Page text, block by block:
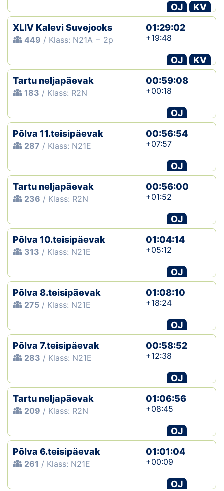
OJ
KV
XLIV Kalevi Suvejooks
449 / Klass: N21A − 2p
01:29:02
+19:48
OJ
KV
Tartu neljapäevak
183 / Klass: R2N
00:59:08
+00:18
OJ
Põlva 11.teisipäevak
287 / Klass: N21E
00:56:54
+07:57
OJ
Tartu neljapäevak
236 / Klass: R2N
00:56:00
+01:52
OJ
Põlva 10.teisipäevak
313 / Klass: N21E
01:04:14
+05:12
OJ
Põlva 8.teisipäevak
275 / Klass: N21E
01:08:10
+18:24
OJ
Põlva 7.teisipäevak
283 / Klass: N21E
00:58:52
+12:38
OJ
Tartu neljapäevak
209 / Klass: R2N
01:06:56
+08:45
OJ
Põlva 6.teisipäevak
261 / Klass: N21E
01:01:04
+00:09
OJ